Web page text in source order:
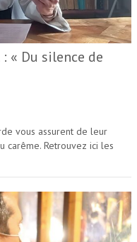
« Du silence de
vous assurent de leur
Retrouvez ici les